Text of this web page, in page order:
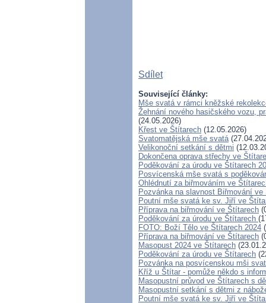
Sdílet
Související články:
Mše svatá v rámci kněžské
Žehnání nového hasičského vozu,
(24.05.2026)
Křest ve Štítarech (12.05.2026)
Svatomatějská mše svatá
Velikonoční setkání s dětmi
Dokončena oprava střechy ve
Poděkování za úrodu ve Štítarech
Posvícenská mše svatá s
Ohlédnutí za biřmováním ve
Pozvánka na slavnost Biřmování ve
Poutní mše svatá ke sv. Jiří ve
Příprava na biřmování ve Štítarech
Poděkování za úrodu ve Štítarech
FOTO: Boží Tělo ve Štítarech 2024
Příprava na biřmování ve Štítarech
Masopust 2024 ve Štítarech
Poděkování za úrodu ve Štítarech
Pozvánka na posvícenskou mši
Kříž u Štítar - pomůže někdo s
Masopustní průvod ve Štítarech s
Masopustní setkání s dětmi z
Poutní mše svatá ke sv. Jiří ve